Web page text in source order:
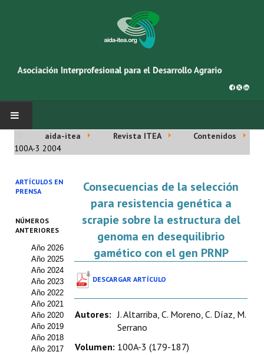
INICIO
Cincuentenario AIDA
Organigrama
Estatutos
Hacerse socio
Noticias
Galería de Fotos
aida-itea Revista ITEA
Contenidos
100A-3 2004
ARTÍCULOS EN
PRENSA
NÚMEROS
ANTERIORES
Año 2026
Año 2025
Año 2024
Año 2023
Año 2022
Año 2021
Año 2020
Año 2019
Año 2018
Año 2017
Consecuencias de la selección
para resistencia genética a
scrapie sobre la estructura del
genoma en desequilibrio
gamético con el gen PRNP
DESCARGAR ARTÍCULO
Autores: J. Altarriba, C. Moreno, C. Díaz, M.
Serrano
Volumen: 100A-3 (179-187)